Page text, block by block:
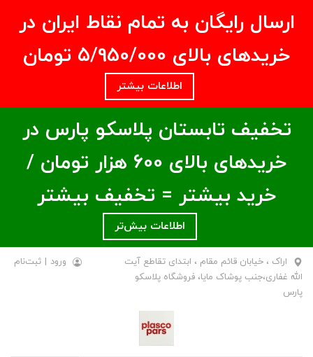
ارسال رایگان به تمام نقاط ایران در
خریدهای بالای ۵/950/000 تومان
اطلاعات بیشتر
تخفیف تابستان پلاسکو پارس در
خریدهای بالای ۶00 هزار تومان /
خرید بیشتر = تخفیف بیشتر
اطلاعات بیش‌تر
اراک ، خیابان قائم مقام ، ابتدای تقاطع آیت
الله غفاری،جنب پوشاک مایا، فروشگاه پلاسکو
پارس
ورود | ثبت‌نام